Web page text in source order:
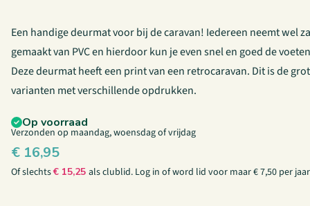
Een handige deurmat voor bij de caravan! Iedereen neemt wel
gemaakt van PVC en hierdoor kun je even snel en goed de
Deze deurmat heeft een print van een retrocaravan. Dit is de
varianten met verschillende opdrukken.
Op voorraad
Verzonden op maandag, woensdag of vrijdag
€ 16,95
Of slechts€ 15,25 als clublid. Log in ofword lid voor maar € 7,50 per